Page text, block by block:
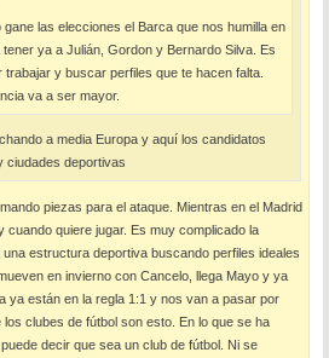
gane las elecciones el Barca que nos humilla en
tener ya a Julián, Gordon y Bernardo Silva. Es
trabajar y buscar perfiles que te hacen falta.
va a ser mayor.
a media Europa y aquí los candidatos
ciudades deportivas
piezas para el ataque. Mientras en el Madrid
cuando quiere jugar. Es muy complicado la
estructura deportiva buscando perfiles ideales
en invierno con Cancelo, llega Mayo y ya
ya están en la regla 1:1 y nos van a pasar por
clubes de fútbol son esto. En lo que se ha
decir que sea un club de fútbol. Ni se